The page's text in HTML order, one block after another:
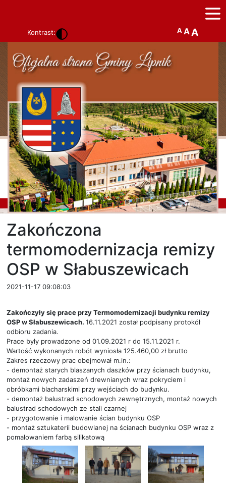
Kontrast: A AA
Zakończona
termomodernizacja remizy
OSP w Słabuszewicach
2021-11-17 09:08:03
Zakończyły się prace przy Termomodernizacji budynku remizy
OSP w Słabuszewicach. 16.11.2021 został podpisany protokół
odbioru zadania.
Prace były prowadzone od 01.09.2021 r do 15.11.2021 r.
Wartość wykonanych robót wyniosła 125.460,00 zł brutto
Zakres rzeczowy prac obejmował m.in.:
- demontaż starych blaszanych daszków przy ścianach budynku,
montaż nowych zadaszeń drewnianych wraz pokryciem i
obróbkami blacharskimi przy wejściach do budynku.
- demontaż balustrad schodowych zewnętrznych, montaż nowych
balustrad schodowych ze stali czarnej
- przygotowanie i malowanie ścian budynku OSP
- montaż sztukaterii budowlanej na ścianach budynku OSP wraz z
pomalowaniem farbą silikatową